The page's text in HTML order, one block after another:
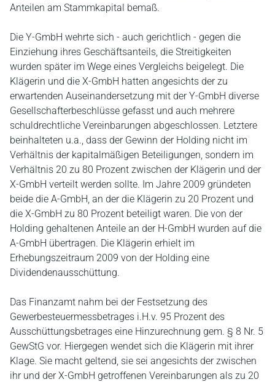
Anteilen am Stammkapital bemaß.
Die Y-GmbH wehrte sich - auch gerichtlich - gegen die
Einziehung ihres Geschäftsanteils, die Streitigkeiten
wurden später im Wege eines Vergleichs beigelegt. Die
Klägerin und die X-GmbH hatten angesichts der zu
erwartenden Auseinandersetzung mit der Y-GmbH diverse
Gesellschafterbeschlüsse gefasst und auch mehrere
schuldrechtliche Vereinbarungen abgeschlossen. Letztere
beinhalteten u.a., dass der Gewinn der Holding nicht im
Verhältnis der kapitalmäßigen Beteiligungen, sondern im
Verhältnis 20 zu 80 Prozent zwischen der Klägerin und der
X-GmbH verteilt werden sollte. Im Jahre 2009 gründeten
beide die A-GmbH, an der die Klägerin zu 20 Prozent und
die X-GmbH zu 80 Prozent beteiligt waren. Die von der
Holding gehaltenen Anteile an der H-GmbH wurden auf die
A-GmbH übertragen. Die Klägerin erhielt im
Erhebungszeitraum 2009 von der Holding eine
Dividendenausschüttung.
Das Finanzamt nahm bei der Festsetzung des
Gewerbesteuermessbetrages i.H.v. 95 Prozent des
Ausschüttungsbetrages eine Hinzurechnung gem. § 8 Nr. 5
GewStG vor. Hiergegen wendet sich die Klägerin mit ihrer
Klage. Sie macht geltend, sie sei angesichts der zwischen
ihr und der X-GmbH getroffenen Vereinbarungen als zu 20